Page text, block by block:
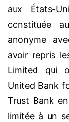
aux États-
constituée
anonyme
avoir repris
Limited qui
United Bank
Trust Bank
limitée à un